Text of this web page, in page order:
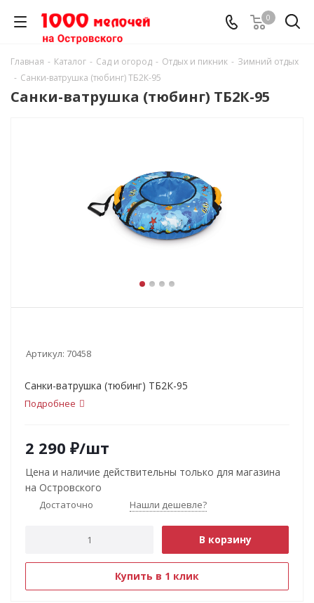
0
Главная - Каталог - Сад и огород - Отдых и пикник - Зимний отдых
- Санки-ватрушка (тюбинг) ТБ2К-95
Санки-ватрушка (тюбинг) ТБ2К-95
Артикул: 70458
Санки-ватрушка (тюбинг) ТБ2К-95
Подробнее
2 290 ₽/шт
Цена и наличие действительны только для магазина
на Островского
Достаточно Нашли дешевле?
В корзину
Купить в 1 клик